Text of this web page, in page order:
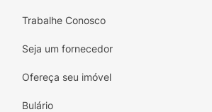
Trabalhe Conosco
Seja um fornecedor
Ofereça seu imóvel
Bulário